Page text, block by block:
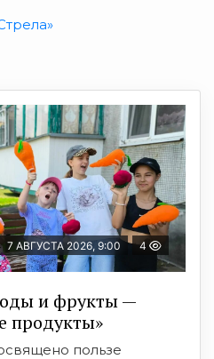
7 АВГУСТА 2026, 9:00 4
и фрукты —
продукты»
пользе